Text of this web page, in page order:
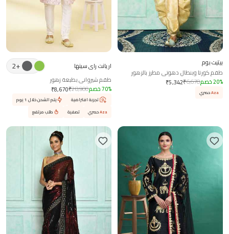
بيتيت بوم
طقم كورتا وبنطال دهوتي مطرز بالزهور
₹5,342₹6,678 20% خصم
Azaحصري
اريانت راي سينها +
2
طقم شيرواني بطبعة زهور
₹8,670₹28,900 70% خصم
تجربة افتراضية
يتم الشحن خلال 1 يوم
Azaحصري تصفية طلب مرتفع